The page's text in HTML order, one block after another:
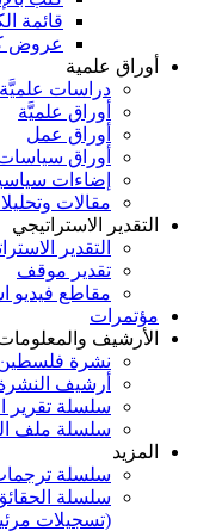
قائمة
عروض
أوراق علمية
دراسات
أوراق علميَّة
أوراق عمل
أوراق
إضاءات
مقالات
التقدير الاستراتيجي
التقدير
تقدير موقف
مقاطع فيديو
مؤتمرات
الأرشيف
نشرة فلسطين
أرشيف
سلسلة تقرير
سلسلة ملف
المزيد
سلسلة ترجمات
سلسلة
(تسجيلات